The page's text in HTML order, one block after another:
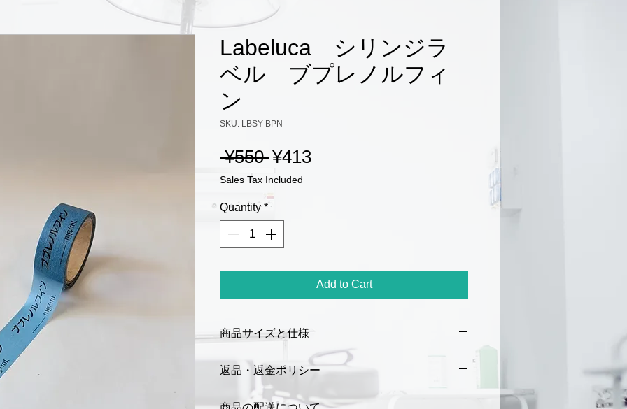
Labeluca シリンジラ
ベル ブプレノルフィ
ン
SKU: LBSY-BPN
¥550 Regular
Price
¥413Sale
Sales Tax Included
Quantity *
Add to Cart
商品サイズと仕様
サイズ：幅 15 mm × 長さ 40 mm
ロールの長さ：5 m
材質：和紙
返品・返金ポリシー
お届けした商品に初期不良や破損があった場合、